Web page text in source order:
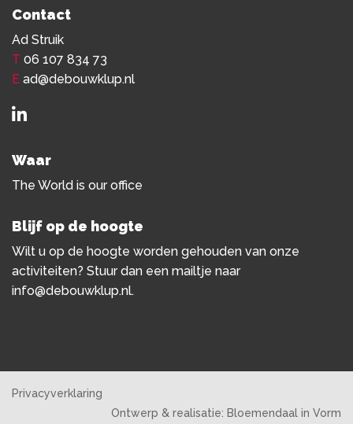
Contact
Ad Struik
T 06 107 834 73
E ad@debouwklup.nl
Waar
The World is our office
Blijf op de hoogte
Wilt u op de hoogte worden gehouden van onze
activiteiten? Stuur dan een mailtje naar
info@debouwklup.nl.
Privacyverklaring
Ontwerp & realisatie: Bloemendaal in Vorm